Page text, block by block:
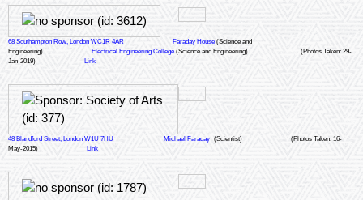
68 Southampton Row, London WC1R 4AR Faraday House(Science and
Engineering)
Electrical Engineering College (Science and Engineering)
(Photos Taken: 29-
Jan-2019)
Link
48 Blandford Street, London W1U 7HU Michael Faraday (Scientist)
(Photos Taken: 16-
May-2015)
Link